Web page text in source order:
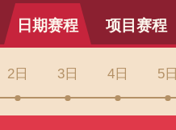
日期赛程 项目赛程
2日 3日 4日 5日